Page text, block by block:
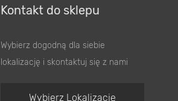
Kontakt do sklepu
Wybierz dogodną dla siebie
lokalizację i skontaktuj się z nami
Wybierz Lokalizację